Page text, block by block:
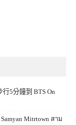
行5分鐘到 BTS On
Mitrtown สาม